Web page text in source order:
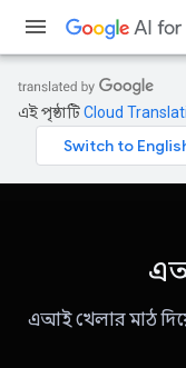
এই পৃষ্ঠাটিCloud
এআই খেলার মাঠ